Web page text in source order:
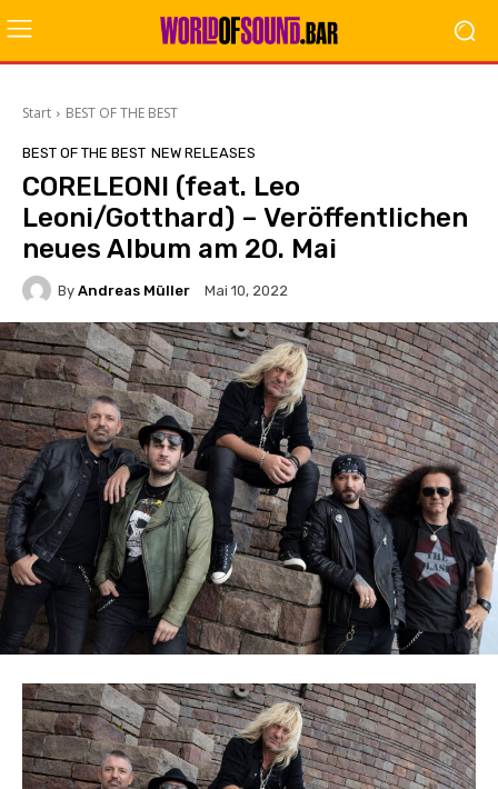
Start BEST OF THE BEST
BEST OF THE BEST NEW RELEASES
CORELEONI (feat. Leo
Leoni/Gotthard) – Veröffentlichen
neues Album am 20. Mai
By Andreas Müller Mai 10, 2022